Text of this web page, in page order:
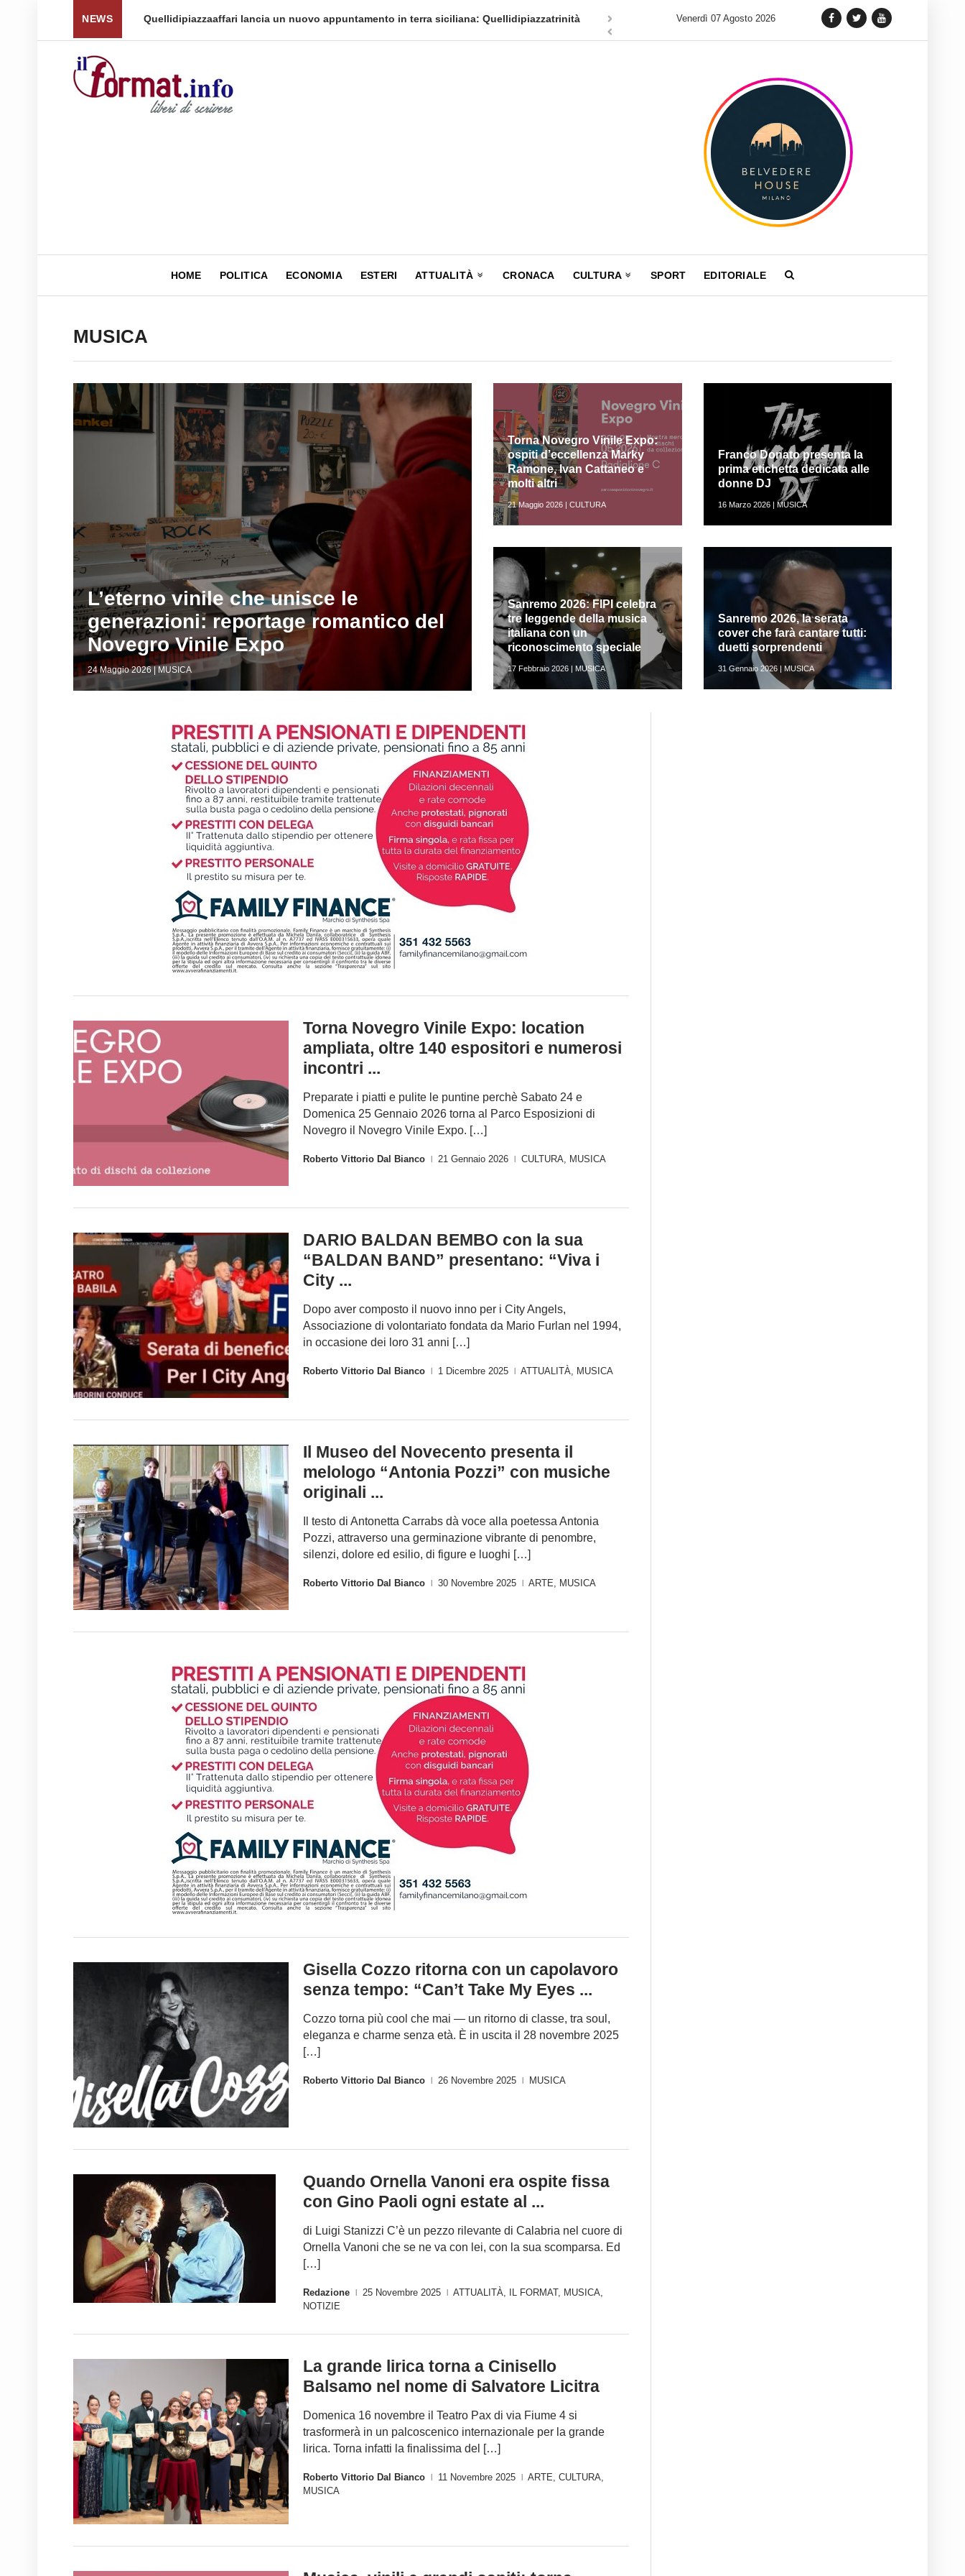
NEWS
per tornare a ... Quellidipiazzaaffari lancia un nuovo appuntamento in terra siciliana: Quellidipiazzatrinità Tag Heuer lancia una variante Limited Edition del Carrera Chronograph in
Venerdì 07 Agosto 2026
HOME POLITICA ECONOMIA ESTERI ATTUALITÀ CRONACA CULTURA SPORT EDITORIALE
MUSICA
L’eterno vinile che unisce le
generazioni: reportage romantico del
Novegro Vinile Expo
24 Maggio 2026 | MUSICA
Torna Novegro Vinile Expo:
ospiti d’eccellenza Marky
Ramone, Ivan Cattaneo e
molti altri
21 Maggio 2026 | CULTURA
Franco Donato presenta la
prima etichetta dedicata alle
donne DJ
16 Marzo 2026 | MUSICA
Sanremo 2026: FIPI celebra
tre leggende della musica
italiana con un
riconoscimento speciale
17 Febbraio 2026 | MUSICA
Sanremo 2026, la serata
cover che farà cantare tutti:
duetti sorprendenti
31 Gennaio 2026 | MUSICA
Torna Novegro Vinile Expo: location
ampliata, oltre 140 espositori e numerosi
incontri ...
Preparate i piatti e pulite le puntine perchè Sabato 24 e
Domenica 25 Gennaio 2026 torna al Parco Esposizioni di
Novegro il Novegro Vinile Expo. […]
Roberto Vittorio Dal Bianco 21 Gennaio 2026 CULTURA MUSICA
DARIO BALDAN BEMBO con la sua
“BALDAN BAND” presentano: “Viva i
City ...
Dopo aver composto il nuovo inno per i City Angels,
Associazione di volontariato fondata da Mario Furlan nel 1994,
in occasione dei loro 31 anni […]
Roberto Vittorio Dal Bianco 1 Dicembre 2025 ATTUALITÀ MUSICA
Il Museo del Novecento presenta il
melologo “Antonia Pozzi” con musiche
originali ...
Il testo di Antonetta Carrabs dà voce alla poetessa Antonia
Pozzi, attraverso una germinazione vibrante di penombre,
silenzi, dolore ed esilio, di figure e luoghi […]
Roberto Vittorio Dal Bianco 30 Novembre 2025 ARTE MUSICA
Gisella Cozzo ritorna con un capolavoro
senza tempo: “Can’t Take My Eyes ...
Cozzo torna più cool che mai — un ritorno di classe, tra soul,
eleganza e charme senza età. È in uscita il 28 novembre 2025
[…]
Roberto Vittorio Dal Bianco 26 Novembre 2025 MUSICA
Quando Ornella Vanoni era ospite fissa
con Gino Paoli ogni estate al ...
di Luigi Stanizzi C’è un pezzo rilevante di Calabria nel cuore di
Ornella Vanoni che se ne va con lei, con la sua scomparsa. Ed
[…]
Redazione 25 Novembre 2025 ATTUALITÀ IL FORMAT, MUSICA
NOTIZIE
La grande lirica torna a Cinisello
Balsamo nel nome di Salvatore Licitra
Domenica 16 novembre il Teatro Pax di via Fiume 4 si
trasformerà in un palcoscenico internazionale per la grande
lirica. Torna infatti la finalissima del […]
Roberto Vittorio Dal Bianco 11 Novembre 2025 ARTE CULTURA
MUSICA